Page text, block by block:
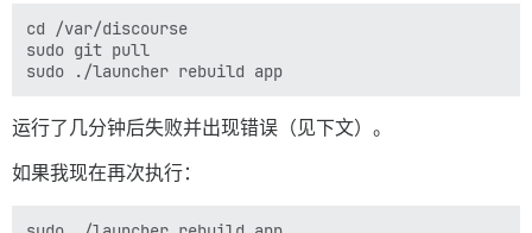
cd /var/discourse
sudo git pull
运行了几分钟后失败并出现错误（见下文）。
如果我现在再次执行：